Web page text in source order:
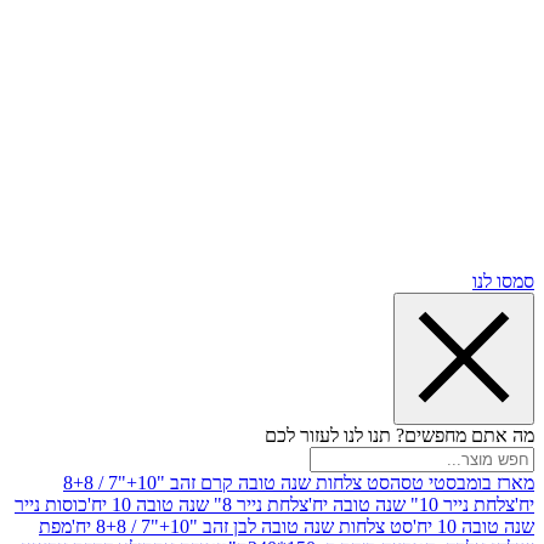
תנו לנו לעזור לכם
טסה
סט צלחות שנה טובה קרם זהב "10+"7 / 8+8
יח'
צלחת נייר 8" שנה טובה 10 יח'
כוסות נייר
סט צלחות שנה טובה לבן זהב "10+"7 / 8+8 יח'
מפת